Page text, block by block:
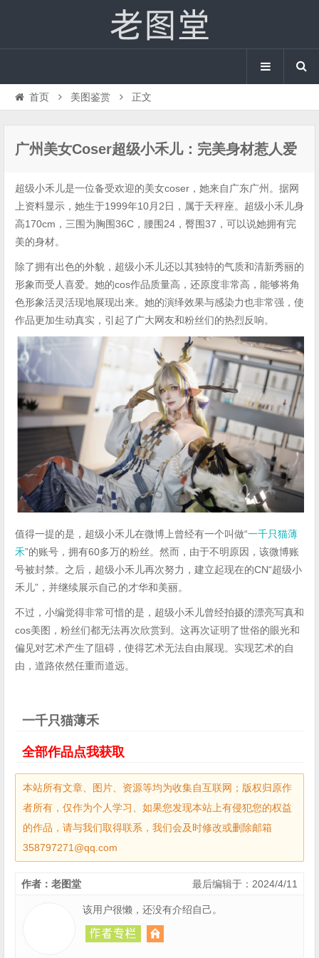
首页 美图鉴赏 正文
广州美女Coser超级小禾儿：完美身材惹人爱
超级小禾儿是一位备受欢迎的美女coser，她来自广东广州。据网
上资料显示，她生于1999年10月2日，属于天秤座。超级小禾儿身
高170cm，三围为胸围36C，腰围24，臀围37，可以说她拥有完
美的身材。
除了拥有出色的外貌，超级小禾儿还以其独特的气质和清新秀丽的
形象而受人喜爱。她的cos作品质量高，还原度非常高，能够将角
色形象活灵活现地展现出来。她的演绎效果与感染力也非常强，使
作品更加生动真实，引起了广大网友和粉丝们的热烈反响。
值得一提的是，超级小禾儿在微博上曾经有一个叫做“一千只猫薄
禾”的账号，拥有60多万的粉丝。然而，由于不明原因，该微博账
号被封禁。之后，超级小禾儿再次努力，建立起现在的CN“超级小
禾儿”，并继续展示自己的才华和美丽。
不过，小编觉得非常可惜的是，超级小禾儿曾经拍摄的漂亮写真和
cos美图，粉丝们都无法再次欣赏到。这再次证明了世俗的眼光和
偏见对艺术产生了阻碍，使得艺术无法自由展现。实现艺术的自
由，道路依然任重而道远。
一千只猫薄禾
全部作品点我获取
本站所有文章、图片、资源等均为收集自互联网；版权归原作
者所有，仅作为个人学习、如果您发现本站上有侵犯您的权益
的作品，请与我们取得联系，我们会及时修改或删除邮箱
358797271@qq.com
最后编辑于：2024/4/11
作者：老图堂
该用户很懒，还没有介绍自己。